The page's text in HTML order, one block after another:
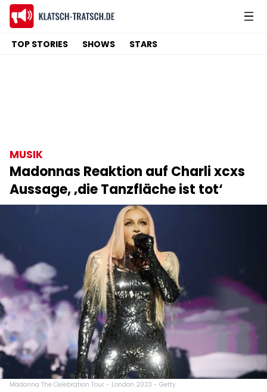
TOP STORIES SHOWS STARS
MUSIK
Madonnas Reaktion auf Charli xcxs
Aussage, ‚die Tanzfläche ist tot‘
Madonna The Celebration Tour - London 2023 - Getty